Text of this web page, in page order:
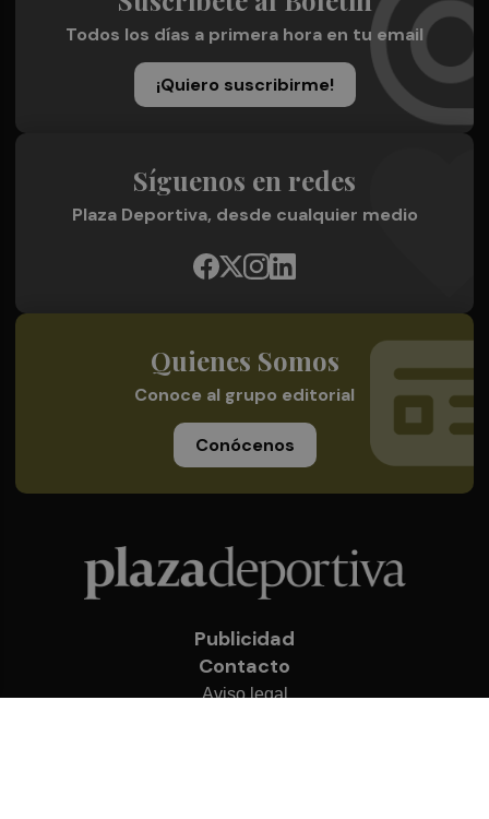
Todos los días a primera hora en tu email
¡Quiero suscribirme!
Síguenos en redes
Plaza Deportiva, desde cualquier medio
Quienes Somos
Conoce al grupo editorial
Conócenos
Publicidad
Contacto
Aviso legal